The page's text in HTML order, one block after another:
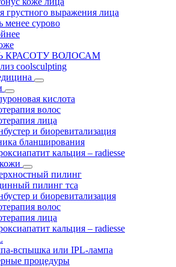
грустного выражения лица
менее сурово
КРАСОТУ ВОЛОСАМ
coolsculpting
кислота
волос
лица
и биоревитализация
бланширования
кальция – radiesse
пилинг
пилинг тса
и биоревитализация
волос
лица
кальция – radiesse
вспышка или IPL-лампа
процедуры